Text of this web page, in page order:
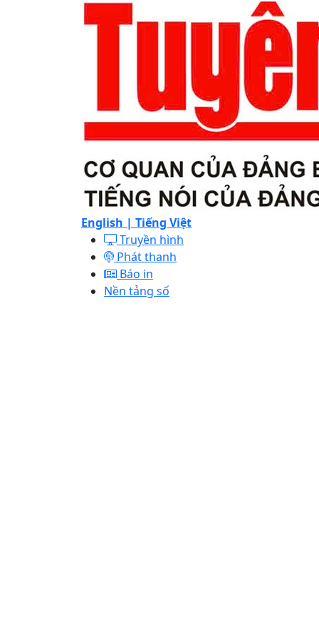
English | Tiếng Việt
Truyền hình
Phát thanh
Báo in
Nền tảng số